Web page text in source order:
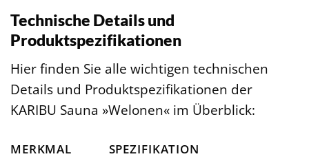
Technische Details und
Produktspezifikationen
Hier finden Sie alle wichtigen technischen
Details und Produktspezifikationen der
KARIBU Sauna »Welonen« im Überblick:
MERKMAL
SPEZIFIKATION